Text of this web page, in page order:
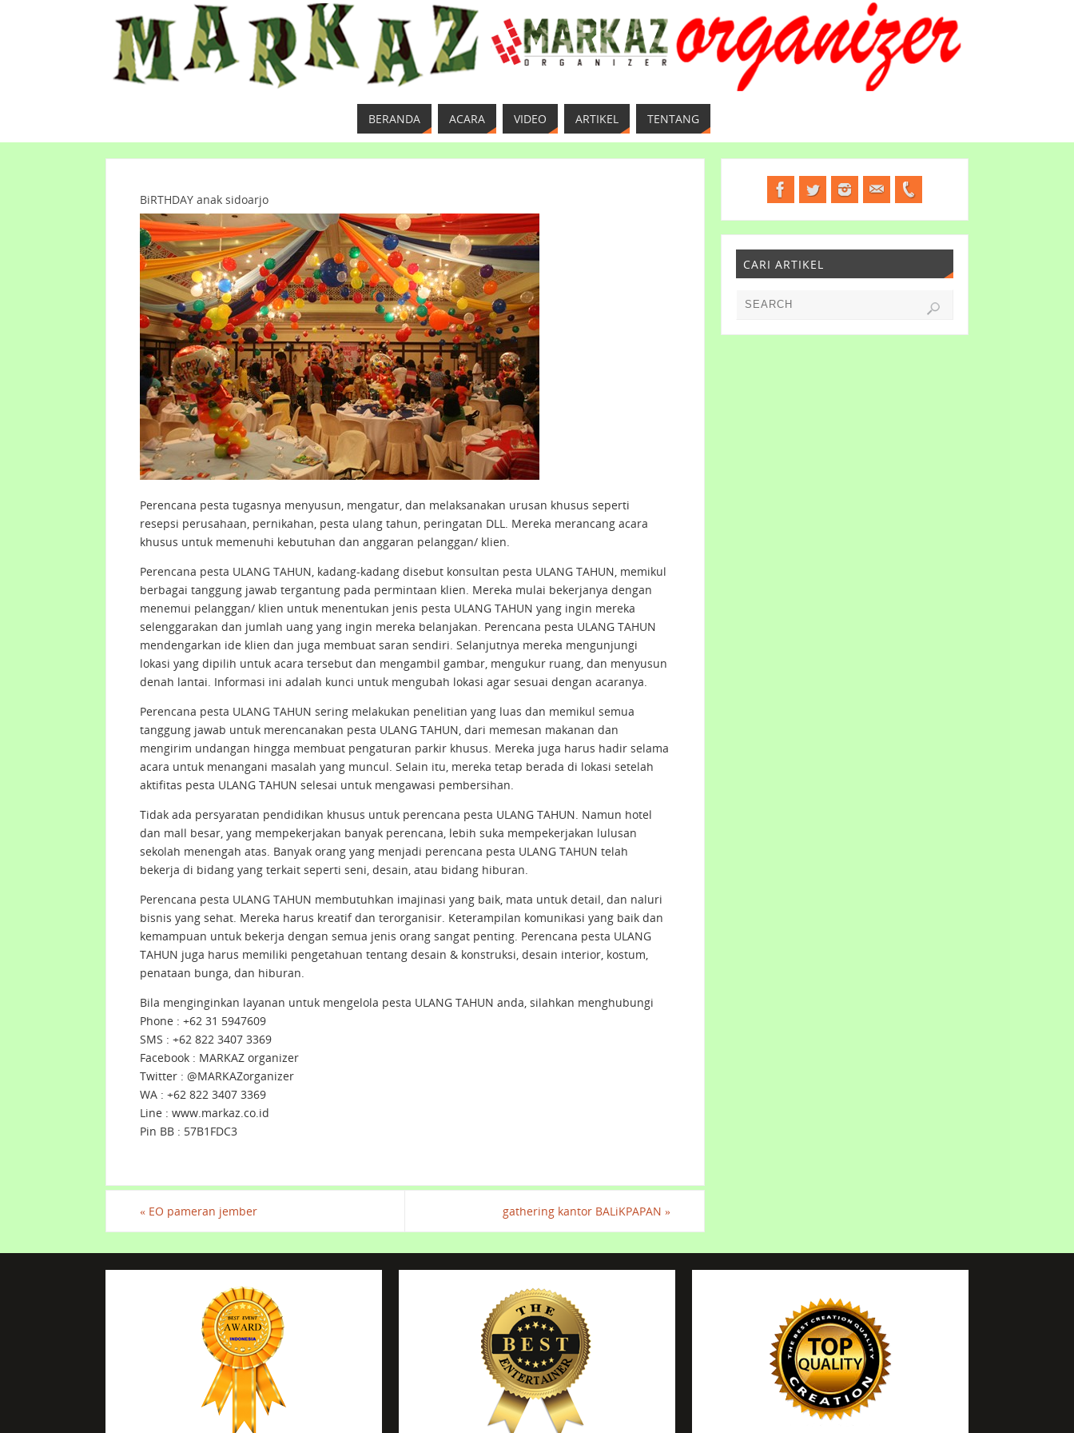
BERANDA ACARA VIDEO ARTIKEL TENTANG
BiRTHDAY anak sidoarjo
Perencana pesta tugasnya menyusun, mengatur, dan melaksanakan urusan khusus seperti
resepsi perusahaan, pernikahan, pesta ulang tahun, peringatan DLL. Mereka merancang acara
khusus untuk memenuhi kebutuhan dan anggaran pelanggan/ klien.
Perencana pesta ULANG TAHUN, kadang-kadang disebut konsultan pesta ULANG TAHUN, memikul
berbagai tanggung jawab tergantung pada permintaan klien. Mereka mulai bekerjanya dengan
menemui pelanggan/ klien untuk menentukan jenis pesta ULANG TAHUN yang ingin mereka
selenggarakan dan jumlah uang yang ingin mereka belanjakan. Perencana pesta ULANG TAHUN
mendengarkan ide klien dan juga membuat saran sendiri. Selanjutnya mereka mengunjungi
lokasi yang dipilih untuk acara tersebut dan mengambil gambar, mengukur ruang, dan menyusun
denah lantai. Informasi ini adalah kunci untuk mengubah lokasi agar sesuai dengan acaranya.
Perencana pesta ULANG TAHUN sering melakukan penelitian yang luas dan memikul semua
tanggung jawab untuk merencanakan pesta ULANG TAHUN, dari memesan makanan dan
mengirim undangan hingga membuat pengaturan parkir khusus. Mereka juga harus hadir selama
acara untuk menangani masalah yang muncul. Selain itu, mereka tetap berada di lokasi setelah
aktifitas pesta ULANG TAHUN selesai untuk mengawasi pembersihan.
Tidak ada persyaratan pendidikan khusus untuk perencana pesta ULANG TAHUN. Namun hotel
dan mall besar, yang mempekerjakan banyak perencana, lebih suka mempekerjakan lulusan
sekolah menengah atas. Banyak orang yang menjadi perencana pesta ULANG TAHUN telah
bekerja di bidang yang terkait seperti seni, desain, atau bidang hiburan.
Perencana pesta ULANG TAHUN membutuhkan imajinasi yang baik, mata untuk detail, dan naluri
bisnis yang sehat. Mereka harus kreatif dan terorganisir. Keterampilan komunikasi yang baik dan
kemampuan untuk bekerja dengan semua jenis orang sangat penting. Perencana pesta ULANG
TAHUN juga harus memiliki pengetahuan tentang desain & konstruksi, desain interior, kostum,
penataan bunga, dan hiburan.
Bila menginginkan layanan untuk mengelola pesta ULANG TAHUN anda, silahkan menghubungi
Phone : +62 31 5947609
SMS : +62 822 3407 3369
Facebook : MARKAZ organizer
Twitter : @MARKAZorganizer
WA : +62 822 3407 3369
Line : www.markaz.co.id
Pin BB : 57B1FDC3
« EO pameran jember gathering kantor BALiKPAPAN »
CARI ARTIKEL